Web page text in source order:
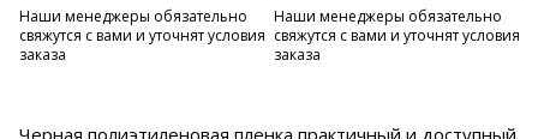
Наши менеджеры обязательно
свяжутся с вами и уточнят условия
заказа
Наши менеджеры обязательно
свяжутся с вами и уточнят условия
заказа
Черная полиэтиленовая пленка практичный и доступный